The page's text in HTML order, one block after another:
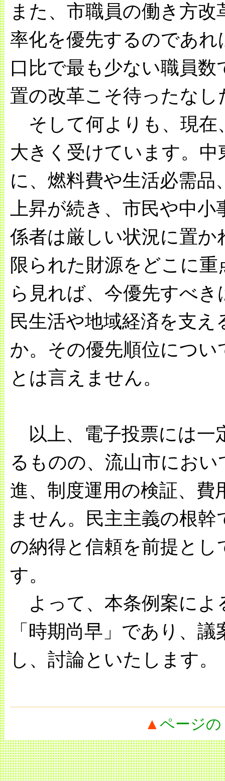
また、市職員の働き方
率化を優先するのであ
口比で最も少ない職員
置の改革こそ待ったな
そして何よりも、現在
大きく受けています。
に、燃料費や生活必需
上昇が続き、市民や中
係者は厳しい状況に置か
限られた財源をどこに
ら見れば、今優先すべ
民生活や地域経済を支
か。その優先順位につ
とは言えません。
以上、電子投票には一
るものの、流山市にお
進、制度運用の検証、費
ません。民主主義の根
の納得と信頼を前提と
す。
よって、本条例案によ
「時期尚早」であり、
し、討論といたします。
▲ ページ